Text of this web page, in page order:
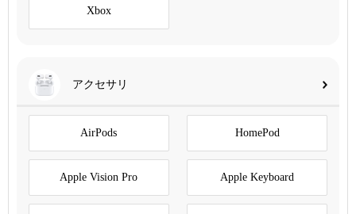
Xbox
アクセサリ
AirPods HomePod
Apple Vision Pro Apple Keyboard